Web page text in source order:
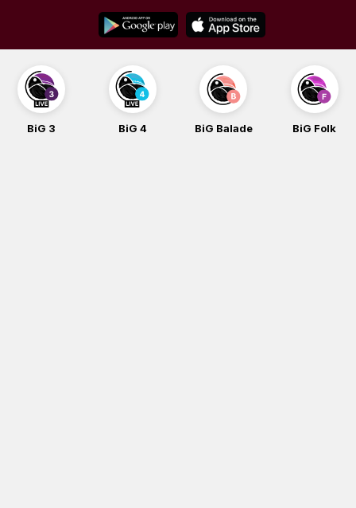
content
BiG 3 BiG 4 BiG Balade BiG Folk